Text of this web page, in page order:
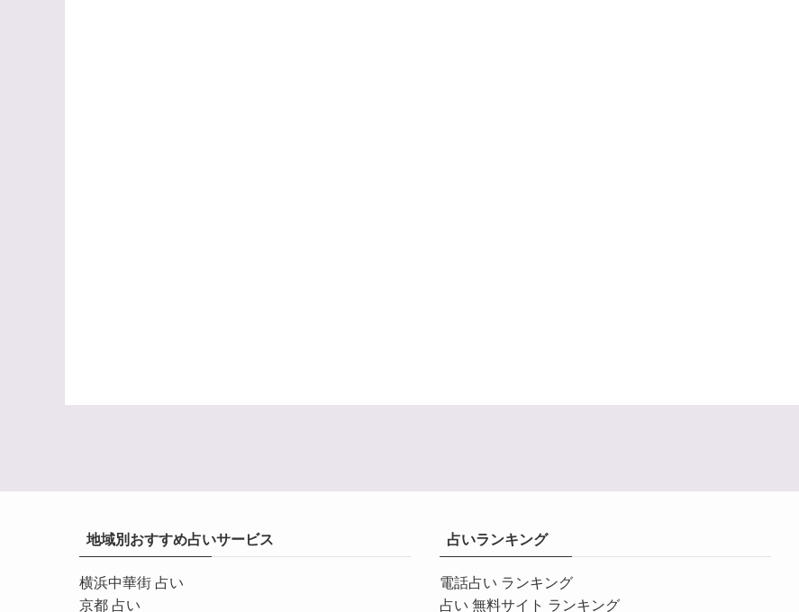
地域別おすすめ占いサービス
横浜中華街 占い
京都 占い
占いランキング
電話占い ランキング
占い 無料サイト ランキング